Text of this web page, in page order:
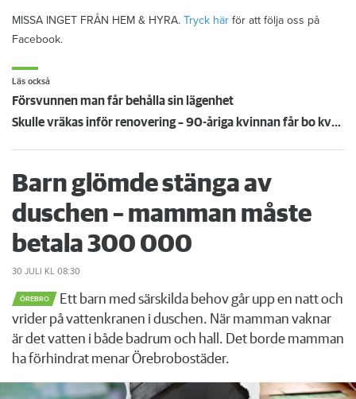
MISSA INGET FRÅN HEM & HYRA. Tryck här för att följa oss på
Facebook.
Läs också
Försvunnen man får behålla sin lägenhet
Skulle vräkas inför renovering – 90-åriga kvinnan får bo kvar: ”Ovissheten har varit grym”
Barn glömde stänga av
duschen – mamman måste
betala 300 000
30 JULI KL 08:30
ÖREBRO
Ett barn med särskilda behov går upp en natt och
vrider på vattenkranen i duschen. När mamman vaknar
är det vatten i både badrum och hall. Det borde mamman
ha förhindrat menar Örebrobostäder.